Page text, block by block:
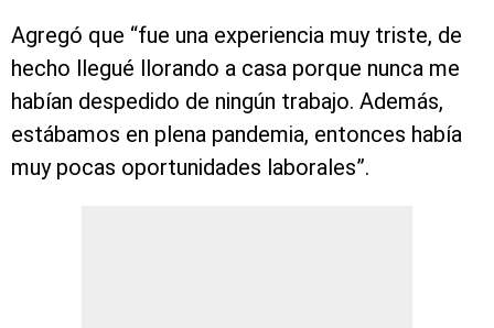
Agregó que “fue una experiencia muy triste, de
hecho llegué llorando a casa porque nunca me
habían despedido de ningún trabajo. Además,
estábamos en plena pandemia, entonces había
muy pocas oportunidades laborales”.